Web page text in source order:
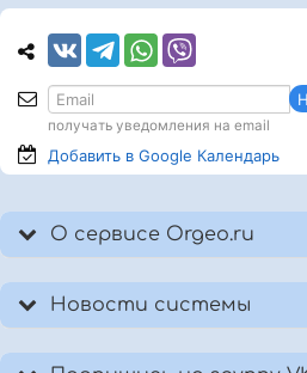
получать уведомления на email
Добавить в Google Календарь
О сервисе Orgeo.ru
Новости системы